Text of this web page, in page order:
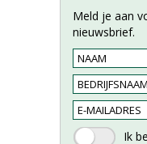
Meld je aan
nieuwsbrief.